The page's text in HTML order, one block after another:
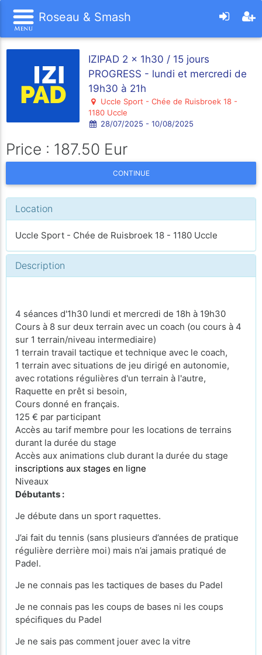
Roseau & Smash
IZIPAD 2 x 1h30 / 15 jours
PROGRESS - lundi et mercredi de
19h30 à 21h
Uccle Sport - Chée de Ruisbroek 18 -
1180 Uccle
28/07/2025 - 10/08/2025
Price : 187.50 Eur
CONTINUE
Location
Uccle Sport - Chée de Ruisbroek 18 - 1180 Uccle
Description
4 séances d'1h30 lundi et mercredi de 18h à 19h30
Cours à 8 sur deux terrain avec un coach (ou cours à 4
sur 1 terrain/niveau intermediaire)
1 terrain travail tactique et technique avec le coach,
1 terrain avec situations de jeu dirigé en autonomie,
avec rotations régulières d'un terrain à l'autre,
Raquette en prêt si besoin,
Cours donné en français.
125 € par participant
Accès au tarif membre pour les locations de terrains
durant la durée du stage
Accès aux animations club durant la durée du stage
inscriptions aux stages en ligne
Niveaux
Débutants :
Je débute dans un sport raquettes.
J’ai fait du tennis (sans plusieurs d’années de pratique
régulière derrière moi) mais n’ai jamais pratiqué de
Padel.
Je ne connais pas les tactiques de bases du Padel
Je ne connais pas les coups de bases ni les coups
spécifiques du Padel
Je ne sais pas comment jouer avec la vitre